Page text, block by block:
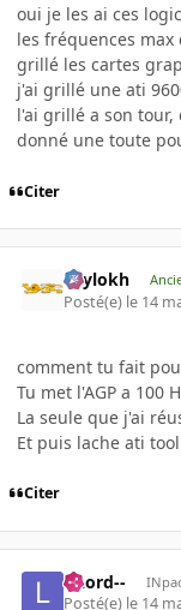
oui je les ai ces
les fréquences
grillé les cartes
j'ai grillé une ati
l'ai grillé a son
donné une toute
Citer
Psylokh
Posté(e) le 14
comment tu fait
Tu met l'AGP a 100
La seule que j'ai
Et puis lache ati
Citer
--Lord--
Posté(e) le 14